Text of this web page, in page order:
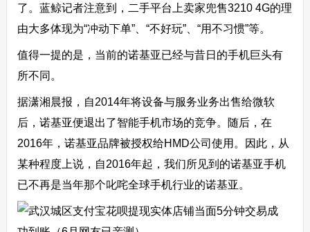
了。蓝鲸记者注意到，二手平台上卖家兜售3210 4G的理
由大多体现为“冲动下单”、“不好玩”、“用不习惯”等。
值得一提的是，当前的诺基亚已经与昔日的手机巨头有
所不同。
据潇湘晨报，自2014年将设备与服务业务出售给微软
后，诺基亚便退出了智能手机市场的竞争。随后，在
2016年，诺基亚品牌被授权给HMD公司使用。因此，从
某种程度上说，自2016年起，我们所见到的诺基亚手机
已不再是当年那个叱咤全球手机行业的诺基亚。